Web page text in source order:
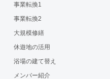
事業転換1
事業転換2
大規模修繕
休遊地の活用
浴場の建て替え
メンバー紹介